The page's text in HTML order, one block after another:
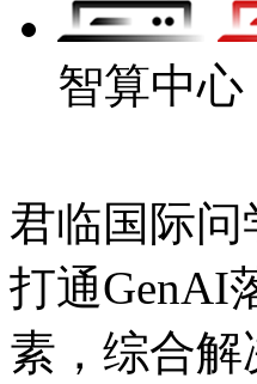
智算中心
君临国际
打通GenAI落
素，综合